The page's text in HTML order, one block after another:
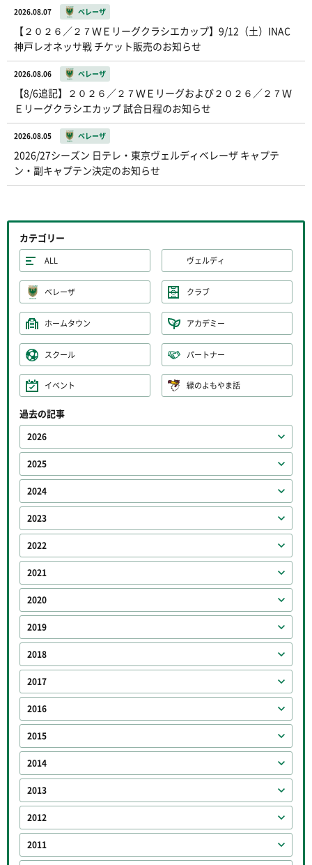
2026.08.07 ベレーザ
【２０２６／２７ＷＥリーグクラシエカップ】9/12（土）INAC
神戸レオネッサ戦 チケット販売のお知らせ
2026.08.06 ベレーザ
【8/6追記】２０２６／２７ＷＥリーグおよび２０２６／２７Ｗ
Ｅリーグクラシエカップ 試合日程のお知らせ
2026.08.05 ベレーザ
2026/27シーズン 日テレ・東京ヴェルディベレーザ キャプテ
ン・副キャプテン決定のお知らせ
カテゴリー
ALL ヴェルディ
ベレーザ クラブ
ホームタウン アカデミー
スクール パートナー
イベント 緑のよもやま話
過去の記事
2026
2025
2024
2023
2022
2021
2020
2019
2018
2017
2016
2015
2014
2013
2012
2011